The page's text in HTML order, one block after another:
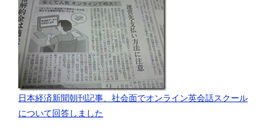
日本経済新聞朝刊記事、社会面でオンライン英会話スクール
について回答しました